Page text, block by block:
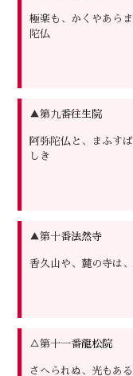
極楽も、かくやあら
陀仏
▲第九番往生院
阿弥陀仏と、まふす
しき
▲第十番法然寺
香久山や、麓の寺は
△第十一番龍松院
さへられぬ、光もあ